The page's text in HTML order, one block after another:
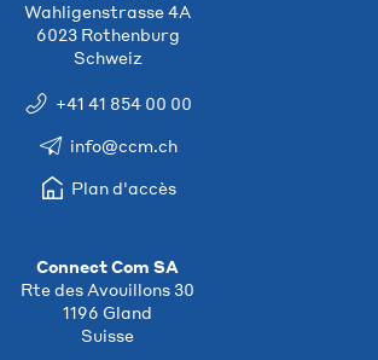
Wahligenstrasse 4A
6023 Rothenburg
Schweiz
+41 41 854 00 00
info@ccm.ch
Plan d'accès
Connect Com SA
Rte des Avouillons 30
1196 Gland
Suisse